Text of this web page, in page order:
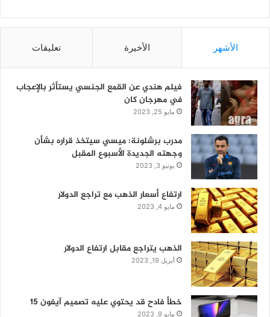
الأشهر الأخيرة تعليقات
فيلم هندي عن القمع الجنسي يستأثر بالإعجاب
في مهرجان كان
مايو 25, 2023
مدرب برشلونة: ميسي سيتخذ قراره بشأن
وجهته الجديدة الأسبوع المقبل
يونيو 3, 2023
ارتفاع أسعار الذهب مع تراجع الدولار
مايو 4, 2023
الذهب يتراجع مقابل ارتفاع الدولار
أبريل 19, 2023
خطأ فادح قد يحتوي عليه تصميم آيفون 15
مايو 9, 2023